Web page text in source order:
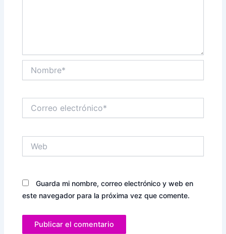
electrónico*
Guarda mi nombre, correo electrónico y web en
este navegador para la próxima vez que comente.